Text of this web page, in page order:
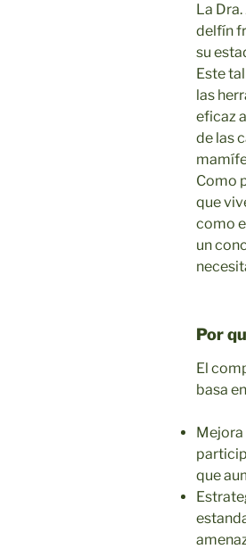
La
delfín
su
Este
las
eficaz
de las
Como
que
como
un
Por
El
basa
Mejora
que